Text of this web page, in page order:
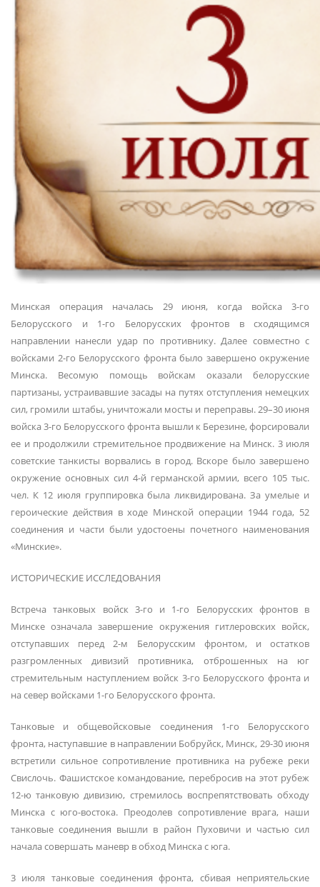
Минская операция началась 29 июня, когда войска 3-го
Белорусского и 1-го Белорусских фронтов в сходящимся
направлении нанесли удар по противнику. Далее совместно с
войсками 2-го Белорусского фронта было завершено окружение
Минска. Весомую помощь войскам оказали белорусские
партизаны, устраивавшие засады на путях отступления немецких
сил, громили штабы, уничтожали мосты и переправы. 29–30 июня
войска 3-го Белорусского фронта вышли к Березине, форсировали
ее и продолжили стремительное продвижение на Минск. 3 июля
советские танкисты ворвались в город. Вскоре было завершено
окружение основных сил 4-й германской армии, всего 105 тыс.
чел. К 12 июля группировка была ликвидирована. За умелые и
героические действия в ходе Минской операции 1944 года, 52
соединения и части были удостоены почетного наименования
«Минские».
ИСТОРИЧЕСКИЕ ИССЛЕДОВАНИЯ
Встреча танковых войск 3-го и 1-го Белорусских фронтов в
Минске означала завершение окружения гитлеровских войск,
отступавших перед 2-м Белорусским фронтом, и остатков
разгромленных дивизий противника, отброшенных на юг
стремительным наступлением войск 3-го Белорусского фронта и
на север войсками 1-го Белорусского фронта.
Танковые и общевойсковые соединения 1-го Белорусского
фронта, наступавшие в направлении Бобруйск, Минск, 29-30 июня
встретили сильное сопротивление противника на рубеже реки
Свислочь. Фашистское командование, перебросив на этот рубеж
12-ю танковую дивизию, стремилось воспрепятствовать обходу
Минска с юго-востока. Преодолев сопротивление врага, наши
танковые соединения вышли в район Пуховичи и частью сил
начала совершать маневр в обход Минска с юга.
3 июля танковые соединения фронта, сбивая неприятельские